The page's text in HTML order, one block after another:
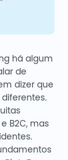
há algum
de
dizer que
B2C, mas